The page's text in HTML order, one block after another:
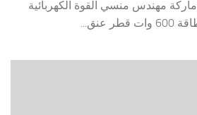
منسي الموديل 201-BLماركة مهندس منسي القوة الكهربائية